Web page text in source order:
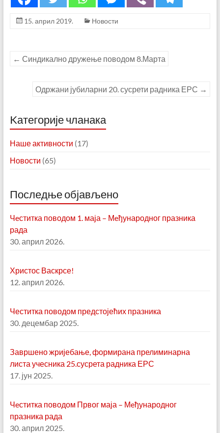
15. април 2019. Новости
← Синдикално дружење поводом 8.Марта
Одржани јубиларни 20. сусрети радника ЕРС →
Kатегорије чланака
Наше активности (17)
Новости (65)
Последње објављено
Чeститка поводом 1. маја – Мeђународног празника
рада
30. април 2026.
Христос Васкрсе!
12. април 2026.
Честитка поводом предстојећих празника
30. децембар 2025.
Завршено жријебање, формирана прелиминарна
листа учесника 25.сусрета радника ЕРС
17. јун 2025.
Чeститка поводом Првог маја – Мeђународног
празника рада
30. април 2025.